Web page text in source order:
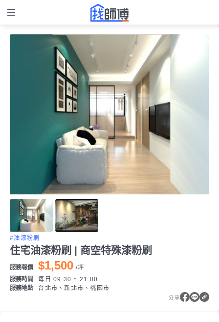
#油漆粉刷
住宅油漆粉刷 | 商空特殊漆粉刷
服務報價 $1,500 /坪
服務時間
每日 09:30 ~ 21:00
服務地點
台北市、新北市、桃園市
分享